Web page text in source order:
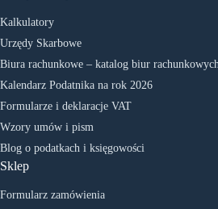
Kalkulatory
Urzędy Skarbowe
Biura rachunkowe – katalog biur
Kalendarz Podatnika na rok 2026
Formularze i deklaracje VAT
Wzory umów i pism
Blog o podatkach i księgowości
Sklep
Formularz zamówienia